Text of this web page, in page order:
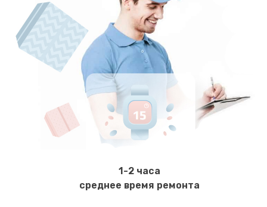
1-2 часа
среднее время ремонта